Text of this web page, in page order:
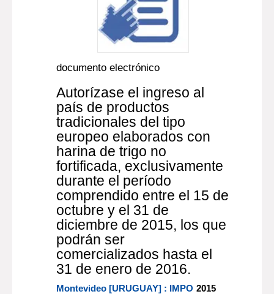
documento electrónico
Autorízase el ingreso al
país de productos
tradicionales del tipo
europeo elaborados con
harina de trigo no
fortificada, exclusivamente
durante el período
comprendido entre el 15 de
octubre y el 31 de
diciembre de 2015, los que
podrán ser
comercializados hasta el
31 de enero de 2016.
Montevideo [URUGUAY] : IMPO 2015